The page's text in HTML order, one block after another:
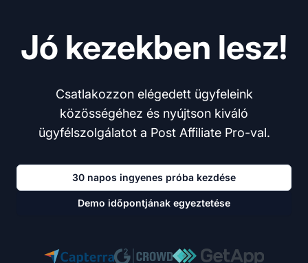
Jó kezekben lesz!
Csatlakozzon elégedett ügyfeleink
közösségéhez és nyújtson kiváló
ügyfélszolgálatot a Post Affiliate Pro-val.
30 napos ingyenes próba kezdése
Demo időpontjának egyeztetése